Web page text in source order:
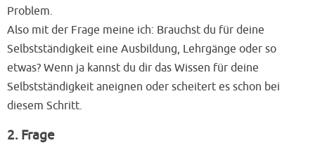
Problem.
Also mit der Frage meine ich: Brauchst du für deine
Selbstständigkeit eine Ausbildung, Lehrgänge oder so
etwas? Wenn ja kannst du dir das Wissen für deine
Selbstständigkeit aneignen oder scheitert es schon bei
diesem Schritt.
2. Frage